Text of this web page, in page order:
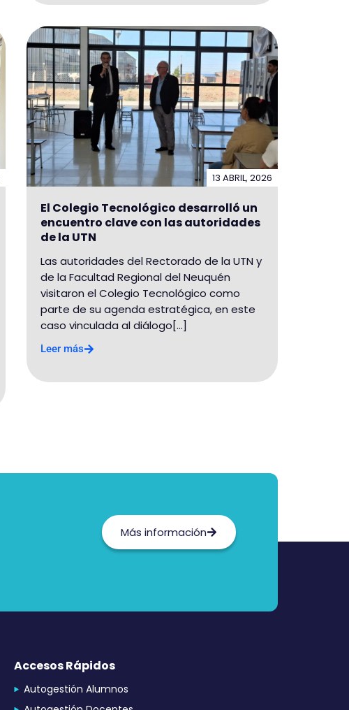
13 ABRIL, 2026
El Colegio Tecnológico desarrolló un
encuentro clave con las autoridades
de la UTN
Las autoridades del Rectorado de la UTN y
de la Facultad Regional del Neuquén
visitaron el Colegio Tecnológico como
parte de su agenda estratégica, en este
caso vinculada al diálogo[...]
Leer más
Más información
Accesos Rápidos
Autogestión Alumnos